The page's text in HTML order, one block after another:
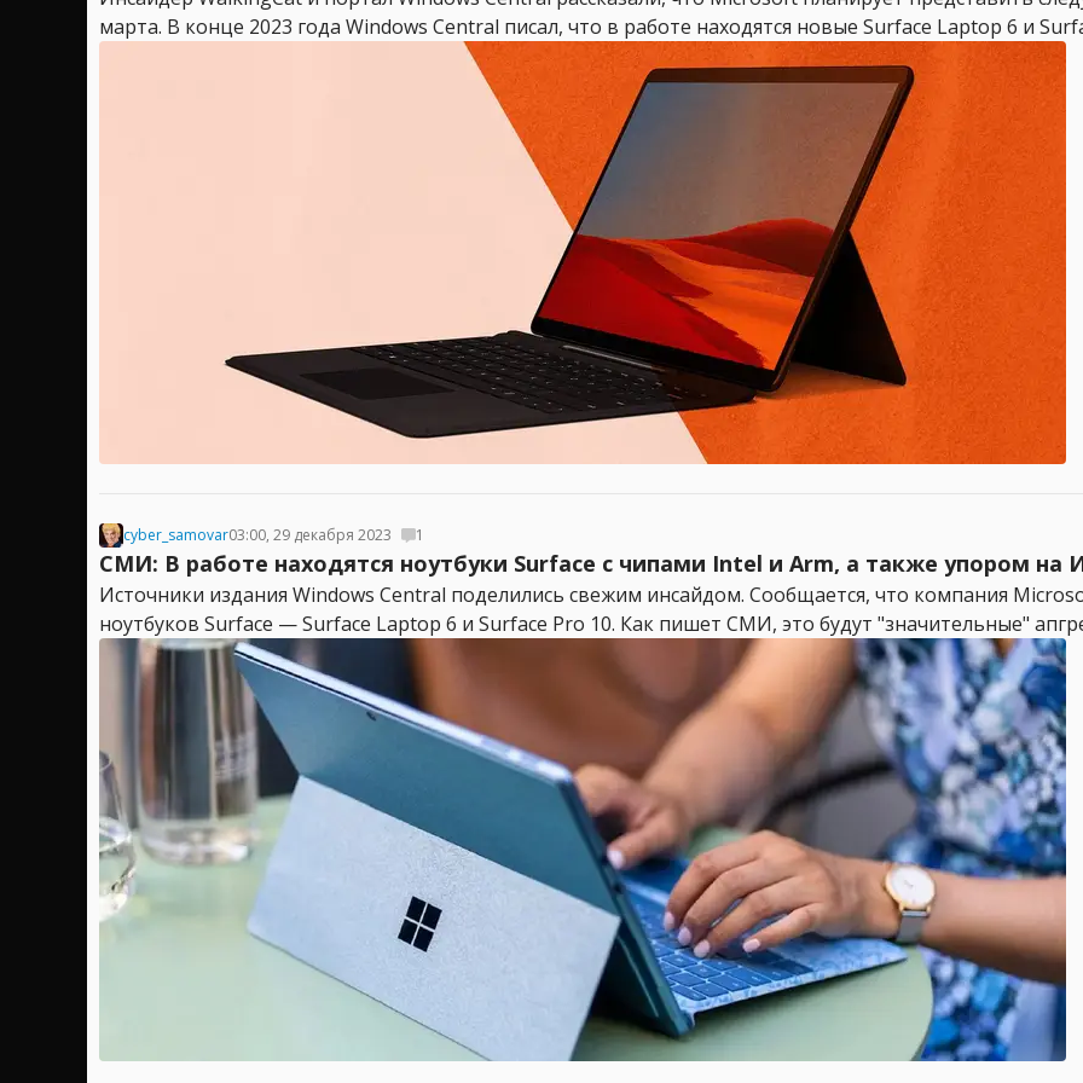
марта. В конце 2023 года Windows Central писал, что в работе находятся новые Surface Laptop 6 и
cyber_samovar03:00, 29 декабря 2023 1
СМИ: В работе находятся ноутбуки Surface с чипами Intel и Arm, а также упором на
Источники издания Windows Central поделились свежим инсайдом. Сообщается, что компания
ноутбуков Surface — Surface Laptop 6 и Surface Pro 10. Как пишет СМИ, это будут "значительные"